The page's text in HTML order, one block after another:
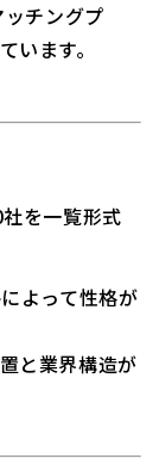
チングプ
います。
を一覧形式
よって性格が
と業界構造が